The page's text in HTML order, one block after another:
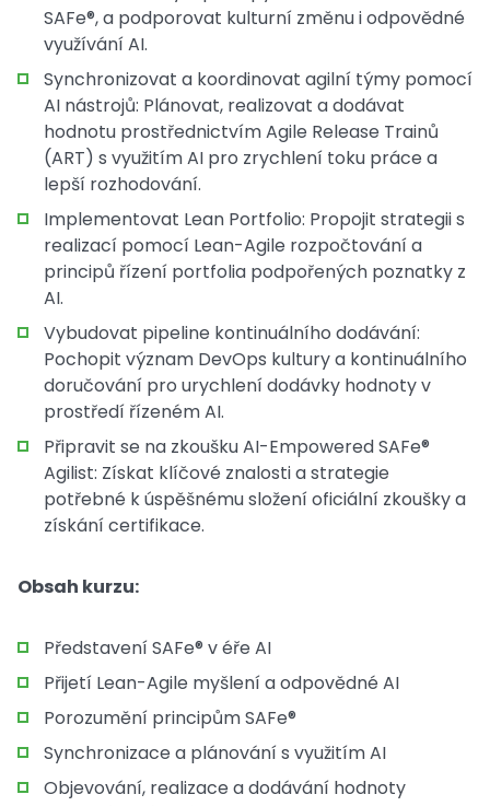
SAFe®, a podporovat kulturní změnu i odpovědné
využívání AI.
Synchronizovat a koordinovat agilní týmy pomocí
AI nástrojů: Plánovat, realizovat a dodávat
hodnotu prostřednictvím Agile Release Trainů
(ART) s využitím AI pro zrychlení toku práce a
lepší rozhodování.
Implementovat Lean Portfolio: Propojit strategii s
realizací pomocí Lean-Agile rozpočtování a
principů řízení portfolia podpořených poznatky z
AI.
Vybudovat pipeline kontinuálního dodávání:
Pochopit význam DevOps kultury a kontinuálního
doručování pro urychlení dodávky hodnoty v
prostředí řízeném AI.
Připravit se na zkoušku AI-Empowered SAFe®
Agilist: Získat klíčové znalosti a strategie
potřebné k úspěšnému složení oficiální zkoušky a
získání certifikace.
Obsah kurzu:
Představení SAFe® v éře AI
Přijetí Lean-Agile myšlení a odpovědné AI
Porozumění principům SAFe®
Synchronizace a plánování s využitím AI
Objevování, realizace a dodávání hodnoty